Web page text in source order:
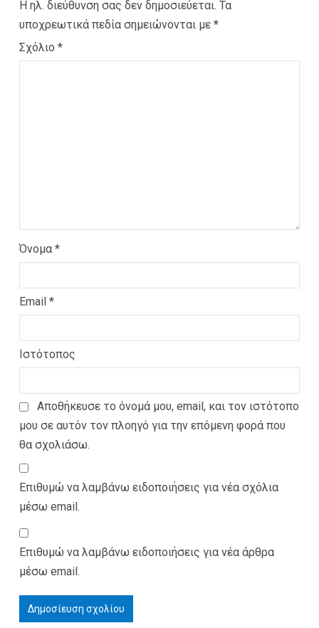
Η ηλ. διεύθυνση σας δεν δημοσιεύεται. Τα
υποχρεωτικά πεδία σημειώνονται με *
Σχόλιο *
Όνομα *
Email *
Ιστότοπος
Αποθήκευσε το όνομά μου, email, και τον ιστότοπο
μου σε αυτόν τον πλοηγό για την επόμενη φορά που
θα σχολιάσω.
Επιθυμώ να λαμβάνω ειδοποιήσεις για νέα σχόλια
μέσω email.
Επιθυμώ να λαμβάνω ειδοποιήσεις για νέα άρθρα
μέσω email.